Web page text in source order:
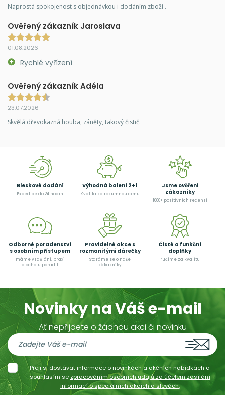
Naprostá spokojenost s objednávkou i dodáním zboží .
Ověřený zákazník Jaroslava
01.08.2026
Rychlé vyřízení
Ověřený zákazník Adéla
23.07.2026
Skvělá dřevokazná houba, záněty, takový čistič.
Bleskové dodání
Expedice do 24 hodin
Výhodná balení 2+1
Kvalita za rozumnou cenu
Jsme ověřeni
zákazníky
1000+ pozitivních recenzí
Odborné poradenství
s osobním přístupem
máme vzdělání, praxi
a ochotu poradit
Pravidelné akce s
rozmanitými dárečky
Staráme se o naše
zákazníky
Čisté a funkční
doplňky
ručíme za kvalitu
Novinky na Váš e-mail
Ať nepřijdete o žádnou akci či novinku
Přeji si dostávat informace o novinkách a akčních nabídkách a
souhlasím se zpracováním osobních údajů za účelem zasílání
informací o speciálních akcích a slevách.